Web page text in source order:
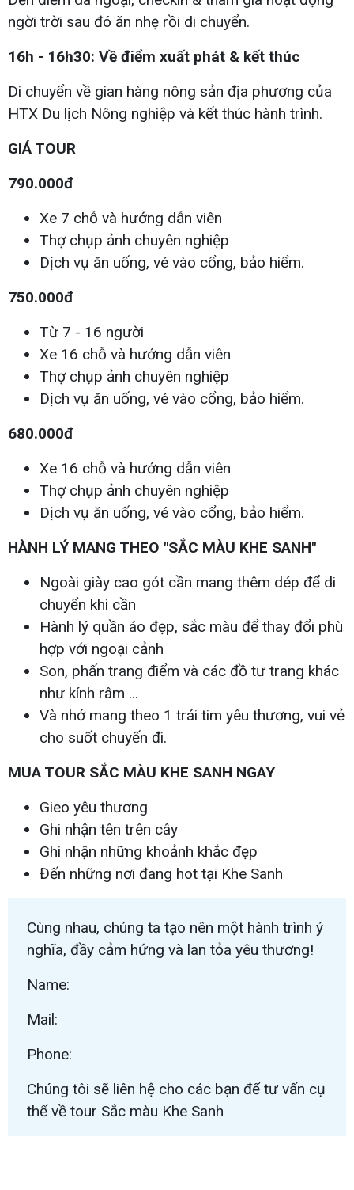
ngời trời sau đó ăn nhẹ rồi di chuyển.
16h - 16h30: Về điểm xuất phát & kết thúc
Di chuyển về gian hàng nông sản địa phương của
HTX Du lịch Nông nghiệp và kết thúc hành trình.
GIÁ TOUR
790.000đ
Xe 7 chỗ và hướng dẫn viên
Thợ chụp ảnh chuyên nghiệp
Dịch vụ ăn uống, vé vào cổng, bảo hiểm.
750.000đ
Từ 7 - 16 người
Xe 16 chỗ và hướng dẫn viên
Thợ chụp ảnh chuyên nghiệp
Dịch vụ ăn uống, vé vào cổng, bảo hiểm.
680.000đ
Xe 16 chỗ và hướng dẫn viên
Thợ chụp ảnh chuyên nghiệp
Dịch vụ ăn uống, vé vào cổng, bảo hiểm.
HÀNH LÝ MANG THEO "SẮC MÀU KHE SANH"
Ngoài giày cao gót cần mang thêm dép để di
chuyển khi cần
Hành lý quần áo đẹp, sắc màu để thay đổi phù
hợp với ngoại cảnh
Son, phấn trang điểm và các đồ tư trang khác
như kính râm ...
Và nhớ mang theo 1 trái tim yêu thương, vui vẻ
cho suốt chuyến đi.
MUA TOUR SẮC MÀU KHE SANH NGAY
Gieo yêu thương
Ghi nhận tên trên cây
Ghi nhận những khoảnh khắc đẹp
Đến những nơi đang hot tại Khe Sanh
Cùng nhau, chúng ta tạo nên một hành trình ý
nghĩa, đầy cảm hứng và lan tỏa yêu thương!
Name:
Mail:
Phone:
Chúng tôi sẽ liên hệ cho các bạn để tư vấn cụ
thể về tour Sắc màu Khe Sanh